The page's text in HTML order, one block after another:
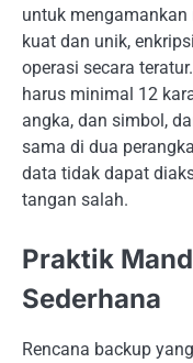
untuk mengamankan
kuat dan unik,
operasi secara
harus minimal 12
angka, dan simbol,
sama di dua
data tidak dapat
tangan salah.
Praktik
Sederhana
Rencana backup